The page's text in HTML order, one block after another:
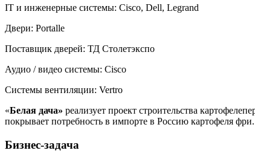
IT и инженерные системы: Cisco, Dell, Legrand
Двери: Portalle
Поставщик дверей: ТД Столетэкспо
Аудио / видео системы: Cisco
Системы вентиляции: Vertro
«Белая дача» реализует проект строительства
покрывает потребность в импорте в Россию картофеля
Бизнес-задача